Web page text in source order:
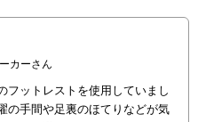
カーさん
フットレストを使用していまし
の手間や足裏のほてりなどが気